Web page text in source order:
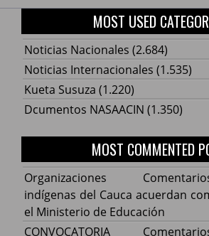
MOST USED
Noticias Nacionales (2.684)
Noticias Internacionales (1.535)
Kueta Susuza (1.220)
Dcumentos NASAACIN (1.350)
MOST COMMENTED
Organizaciones
indígenas del Cauca acuerdan
el Ministerio de Educación
CONVOCATORIA